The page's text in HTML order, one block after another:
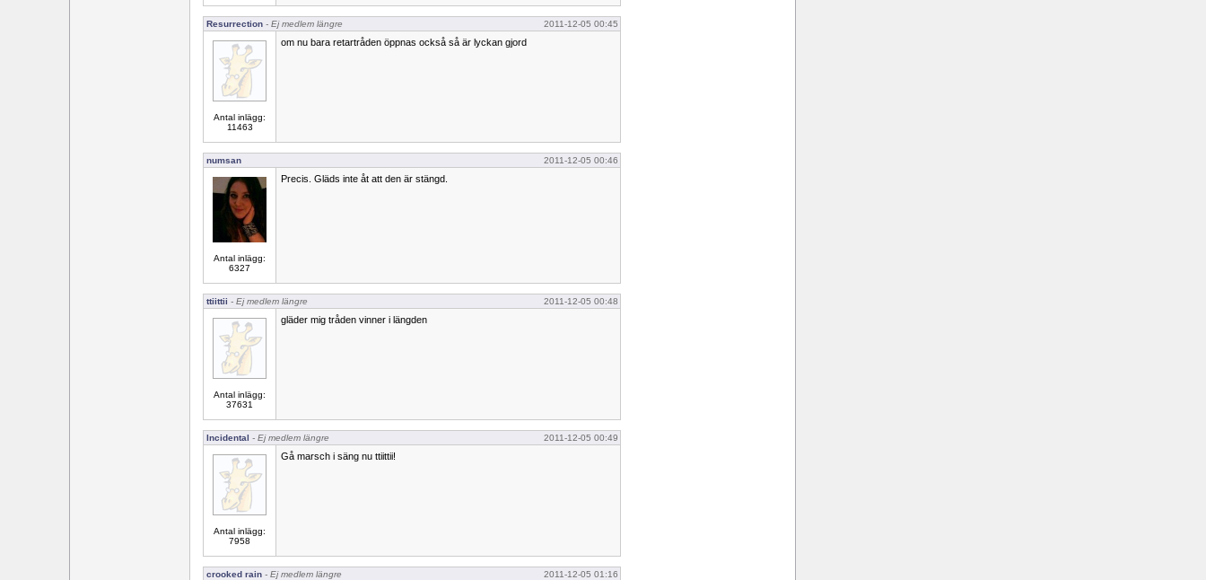
Resurrection - Ej medlem längre 2011-12-05 00:45
Antal inlägg:
11463
om nu bara retartråden öppnas också så är lyckan gjord
numsan 2011-12-05 00:46
Antal inlägg:
6327
Precis. Gläds inte åt att den är stängd.
ttiittii - Ej medlem längre 2011-12-05 00:48
Antal inlägg:
37631
gläder mig tråden vinner i längden
Incidental - Ej medlem längre 2011-12-05 00:49
Antal inlägg:
7958
Gå marsch i säng nu ttiittii!
crooked rain - Ej medlem längre 2011-12-05 01:16